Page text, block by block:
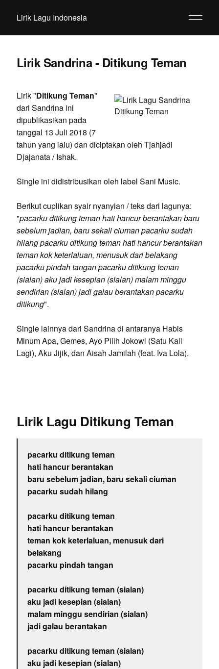
Lirik Lagu Indonesia
Lirik Sandrina - Ditikung Teman
Lirik "Ditikung Teman"
dari Sandrina ini
dipublikasikan pada
tanggal 13 Juli 2018 (7
tahun yang lalu) dan diciptakan oleh Tjahjadi
Djajanata / Ishak.
Single ini didistribusikan oleh label Sani Music.
Berikut cuplikan syair nyanyian / teks dari lagunya:
"pacarku ditikung teman hati hancur berantakan baru
sebelum jadian, baru sekali ciuman pacarku sudah
hilang pacarku ditikung teman hati hancur berantakan
teman kok keterlaluan, menusuk dari belakang
pacarku pindah tangan pacarku ditikung teman
(sialan) aku jadi kesepian (sialan) malam minggu
sendirian (sialan) jadi galau berantakan pacarku
ditikung".
Single lainnya dari Sandrina di antaranya Habis
Minum Apa, Gemes, Ayo Pilih Jokowi (Satu Kali
Lagi), Aku Jijik, dan Aisah Jamilah (feat. Iva Lola).
Lirik Lagu Ditikung Teman
pacarku ditikung teman
hati hancur berantakan
baru sebelum jadian, baru sekali ciuman
pacarku sudah hilang
pacarku ditikung teman
hati hancur berantakan
teman kok keterlaluan, menusuk dari
belakang
pacarku pindah tangan
pacarku ditikung teman (sialan)
aku jadi kesepian (sialan)
malam minggu sendirian (sialan)
jadi galau berantakan
pacarku ditikung teman (sialan)
aku jadi kesepian (sialan)